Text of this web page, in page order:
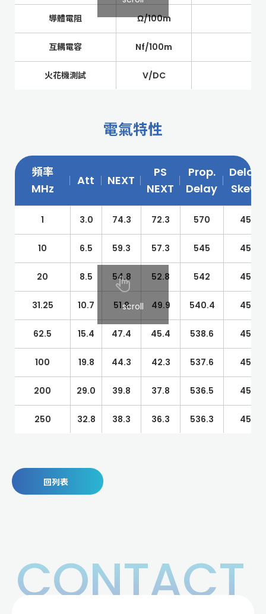
導體電阻
Ω/100m
互耦電容 Nf/100m
火花機測試 V/DC
電氣特性
scroll
頻率
MHz
Att NEXT
PS
NEXT
Prop.
Delay
Delay
Skew
1 3.0 74.3 72.3 570 45
10 6.5 59.3 57.3 545 45
20 8.5 54.8 52.8 542 45
31.25 10.7 51.9 49.9 540.4 45
62.5 15.4 47.4 45.4 538.6 45
100 19.8 44.3 42.3 537.6 45
200 29.0 39.8 37.8 536.5 45
250 32.8 38.3 36.3 536.3 45
回列表
CONTACT